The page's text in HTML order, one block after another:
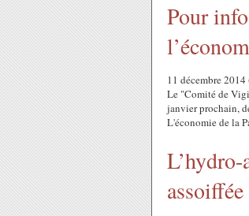
Pour
11 décembre 2014
Le "Comité de
janvier prochain,
L'économie de la
assoiffée